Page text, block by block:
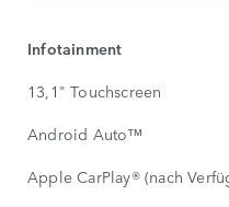
Infotainment
13,1" Touchscreen
Android Auto™
Apple CarPlay® (nach